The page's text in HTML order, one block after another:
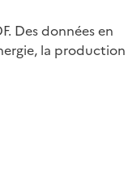
Des données en
la production